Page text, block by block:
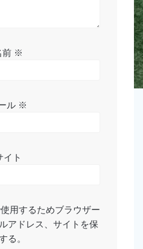
前 ※
ル ※
イト
用するためブラウザー
アドレス、サイトを保
る。